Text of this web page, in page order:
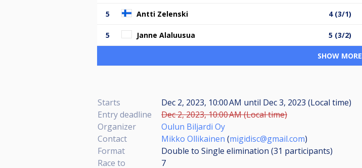
5 Antti Zelenski 4 (3/1)
5 Janne Alaluusua 5 (3/2)
SHOW MORE
Starts Dec 2, 2023, 10:00 AM until Dec 3, 2023 (Local time)
Entry deadline
Dec 2, 2023, 10:00 AM (Local time)
Organizer
Oulun Biljardi Oy
Contact
Mikko Ollikainen (migidisc@gmail.com)
Format
Double to Single elimination (31 participants)
Race to
7